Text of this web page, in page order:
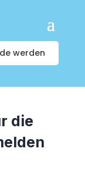
werden
die